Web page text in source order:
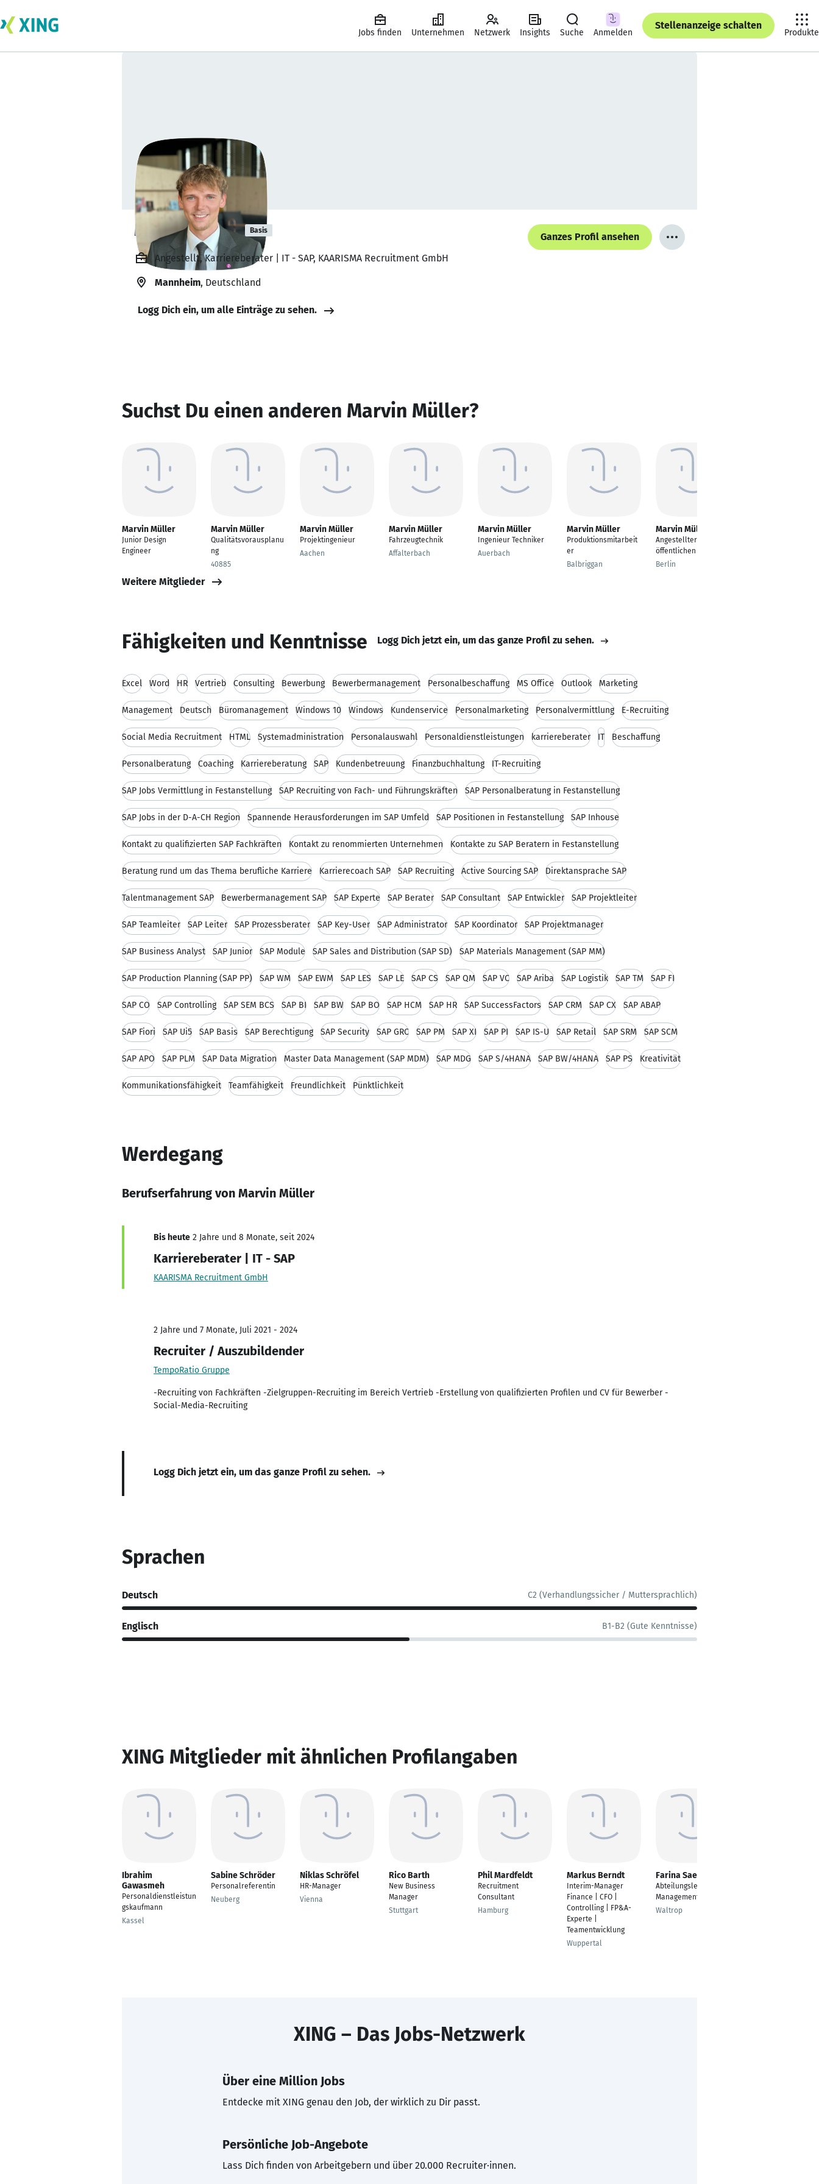
Jobs finden Unternehmen Netzwerk Insights Suche Anmelden
Stellenanzeige schalten
Produkte
Marvin Müller Basis
Ganzes Profil ansehen
Angestellt, Karriereberater | IT - SAP, KAARISMA Recruitment GmbH
Mannheim, Deutschland
Logg Dich ein, um alle Einträge zu sehen.
Suchst Du einen anderen Marvin Müller?
Marvin Müller
Junior Design
Engineer
Marvin Müller
Qualitätsvorausplanu
ng
40885
Marvin Müller
Projektingenieur
Aachen
Marvin Müller
Fahrzeugtechnik
Affalterbach
Marvin Müller
Ingenieur Techniker
Auerbach
Marvin Müller
Produktionsmitarbeit
er
Balbriggan
Marvin Müller
Angestellter im
öffentlichen Dienst
Berlin
Weitere Mitglieder
Fähigkeiten und Kenntnisse Logg Dich jetzt ein, um das ganze Profil zu sehen.
Excel Word HR Vertrieb Consulting Bewerbung Bewerbermanagement Personalbeschaffung MS Office Outlook Marketing
Management Deutsch Büromanagement Windows 10 Windows Kundenservice Personalmarketing Personalvermittlung E-Recruiting
Social Media Recruitment HTML Systemadministration Personalauswahl Personaldienstleistungen karriereberater IT Beschaffung
Personalberatung Coaching Karriereberatung SAP Kundenbetreuung Finanzbuchhaltung IT-Recruiting
SAP Jobs Vermittlung in Festanstellung SAP Recruiting von Fach- und Führungskräften SAP Personalberatung in Festanstellung
SAP Jobs in der D-A-CH Region Spannende Herausforderungen im SAP Umfeld SAP Positionen in Festanstellung SAP Inhouse
Kontakt zu qualifizierten SAP Fachkräften Kontakt zu renommierten Unternehmen Kontakte zu SAP Beratern in Festanstellung
Beratung rund um das Thema berufliche Karriere Karrierecoach SAP SAP Recruiting Active Sourcing SAP Direktansprache SAP
Talentmanagement SAP Bewerbermanagement SAP SAP Experte SAP Berater SAP Consultant SAP Entwickler SAP Projektleiter
SAP Teamleiter SAP Leiter SAP Prozessberater SAP Key-User SAP Administrator SAP Koordinator SAP Projektmanager
SAP Business Analyst SAP Junior SAP Module SAP Sales and Distribution (SAP SD) SAP Materials Management (SAP MM)
SAP Production Planning (SAP PP) SAP WM SAP EWM SAP LES SAP LE SAP CS SAP QM SAP VC SAP Ariba SAP Logistik SAP TM SAP FI
SAP CO SAP Controlling SAP SEM BCS SAP BI SAP BW SAP BO SAP HCM SAP HR SAP SuccessFactors SAP CRM SAP CX SAP ABAP
SAP Fiori SAP Ui5 SAP Basis SAP Berechtigung SAP Security SAP GRC SAP PM SAP XI SAP PI SAP IS-U SAP Retail SAP SRM SAP SCM
SAP APO SAP PLM SAP Data Migration Master Data Management (SAP MDM) SAP MDG SAP S/4HANA SAP BW/4HANA SAP PS Kreativität
Kommunikationsfähigkeit Teamfähigkeit Freundlichkeit Pünktlichkeit
Werdegang
Berufserfahrung von Marvin Müller
Bis heute 2 Jahre und 8 Monate, seit 2024
Karriereberater | IT - SAP
KAARISMA Recruitment GmbH
2 Jahre und 7 Monate, Juli 2021 - 2024
Recruiter / Auszubildender
TempoRatio Gruppe
-Recruiting von Fachkräften -Zielgruppen-Recruiting im Bereich Vertrieb -Erstellung von qualifizierten Profilen und CV für Bewerber -
Social-Media-Recruiting
Logg Dich jetzt ein, um das ganze Profil zu sehen.
Sprachen
Deutsch C2 (Verhandlungssicher / Muttersprachlich)
Englisch B1-B2 (Gute Kenntnisse)
XING Mitglieder mit ähnlichen Profilangaben
Ibrahim
Gawasmeh
Personaldienstleistun
gskaufmann
Kassel
Sabine Schröder
Personalreferentin
Neuberg
Niklas Schröfel
HR-Manager
Vienna
Rico Barth
New Business
Manager
Stuttgart
Phil Mardfeldt
Recruitment
Consultant
Hamburg
Markus Berndt
Interim-Manager
Finance | CFO |
Controlling | FP&A-
Experte |
Teamentwicklung
Wuppertal
Farina Saeid
Abteilungsleitung HR
Management
Waltrop
XING – Das Jobs-Netzwerk
Über eine Million Jobs
Entdecke mit XING genau den Job, der wirklich zu Dir passt.
Persönliche Job-Angebote
Lass Dich finden von Arbeitgebern und über 20.000 Recruiter·innen.